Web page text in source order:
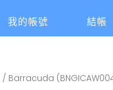
我的帳號 結帳
/ Barracuda